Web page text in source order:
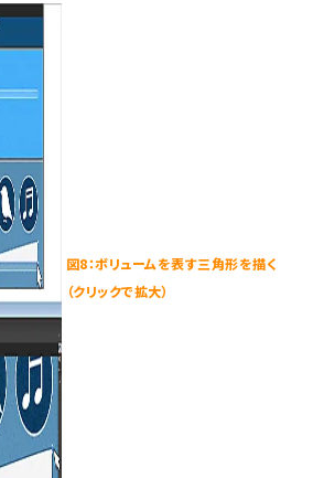
図8：ボリュームを表す三角形を描く
（クリックで拡大）